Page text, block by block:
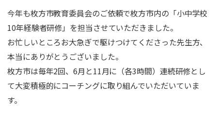
今年も枚方市教育委員会のご依頼で枚方市内の「小中学校
10年経験者研修」を担当させていただきました。
お忙しいところお大急ぎで駆けつけてくださった先生方、
本当にありがとうございました。
枚方市は毎年2回、6月と11月に（各3時間）連続研修とし
て大変積極的にコーチングに取り組んでいただいていま
す。